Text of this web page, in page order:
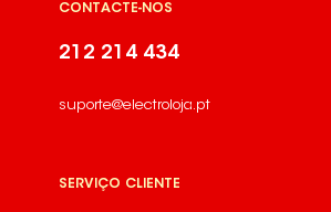
CONTACTE-NOS
212 214 434
suporte@electroloja.pt
SERVIÇO CLIENTE